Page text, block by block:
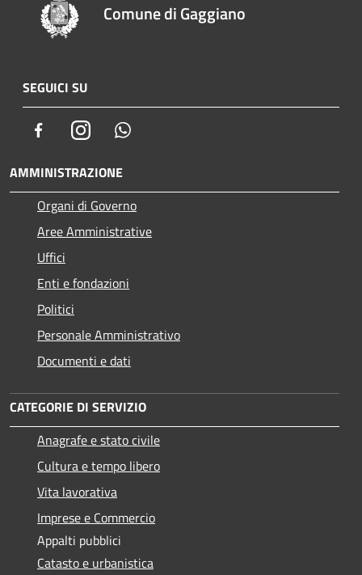
Comune di Gaggiano
SEGUICI SU
FacebookInstagram
AMMINISTRAZIONE
Organi di Governo
Aree Amministrative
Uffici
Enti e fondazioni
Politici
Personale Amministrativo
Documenti e dati
CATEGORIE DI SERVIZIO
Anagrafe e stato civile
Cultura e tempo libero
Vita lavorativa
Imprese e Commercio
Appalti pubblici
Catasto e urbanistica